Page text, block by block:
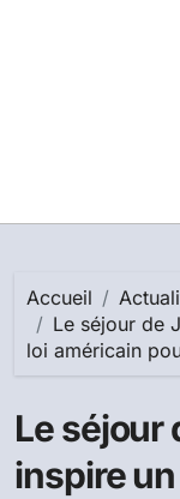
Accueil
Le séjour de
loi américain
Le séjour
inspire